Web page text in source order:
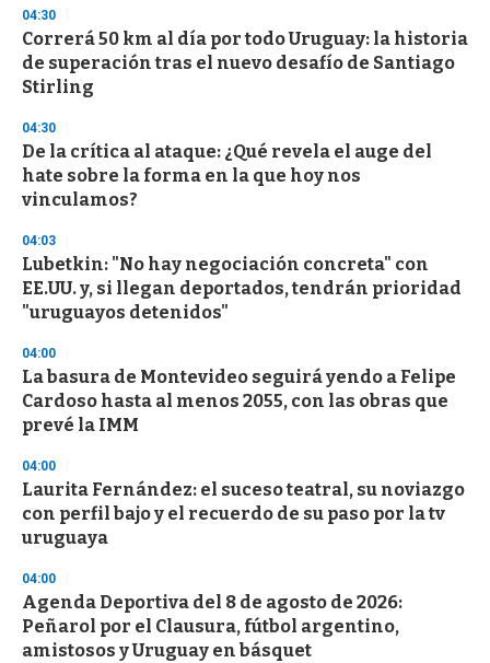
d
s
o
f
3
s
e
c
o
n
04:30
Correrá 50 km al día por todo Uruguay: la historia
de superación tras el nuevo desafío de Santiago
Stirling
04:30
De la crítica al ataque: ¿Qué revela el auge del
hate sobre la forma en la que hoy nos
vinculamos?
04:03
Lubetkin: "No hay negociación concreta" con
EE.UU. y, si llegan deportados, tendrán prioridad
"uruguayos detenidos"
04:00
La basura de Montevideo seguirá yendo a Felipe
Cardoso hasta al menos 2055, con las obras que
prevé la IMM
04:00
Laurita Fernández: el suceso teatral, su noviazgo
con perfil bajo y el recuerdo de su paso por la tv
uruguaya
04:00
Agenda Deportiva del 8 de agosto de 2026:
Peñarol por el Clausura, fútbol argentino,
amistosos y Uruguay en básquet